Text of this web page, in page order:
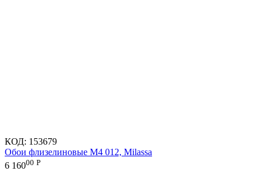
КОД: 153679
Обои флизелиновые M4 012, Milassa
6 16000 Р